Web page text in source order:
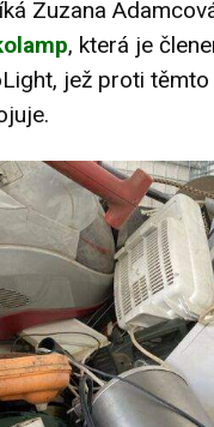
Zuzana
, která je
jež proti